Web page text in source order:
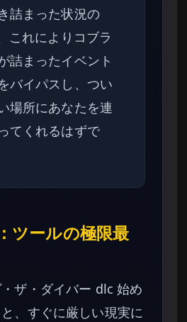
詰まった状況の
これによりコブラ
詰まったイベント
バイパスし、つい
場所にあなたを連
てくれるはずで
ツールの極限最
ザ・ダイバー dlc 始め
、すぐに厳しい現実に